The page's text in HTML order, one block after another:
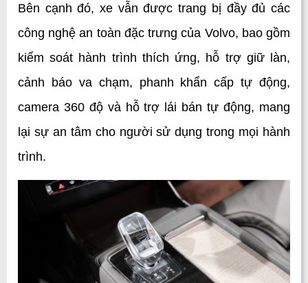
Bên cạnh đó, xe vẫn được trang bị đầy đủ các
công nghệ an toàn đặc trưng của Volvo, bao gồm
kiểm soát hành trình thích ứng, hỗ trợ giữ làn,
cảnh báo va chạm, phanh khẩn cấp tự động,
camera 360 độ và hỗ trợ lái bán tự động, mang
lại sự an tâm cho người sử dụng trong mọi hành
trình.